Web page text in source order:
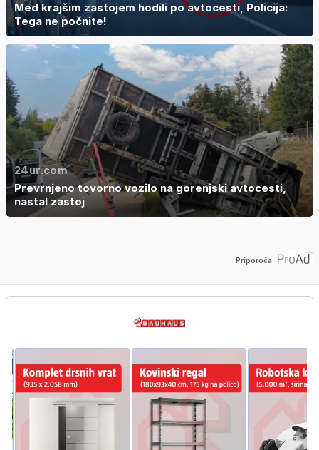
Med krajšim zastojem hodili po avtocesti, Policija:
Tega ne počnite!
24ur.com
Prevrnjeno tovorno vozilo na gorenjski avtocesti,
nastal zastoj
Priporoča